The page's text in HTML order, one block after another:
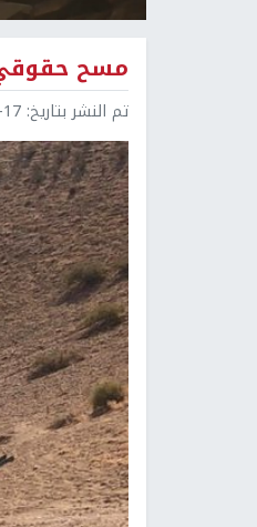
مسح حقوقي: تهجير أكثر من
تم النشر بتاريخ: